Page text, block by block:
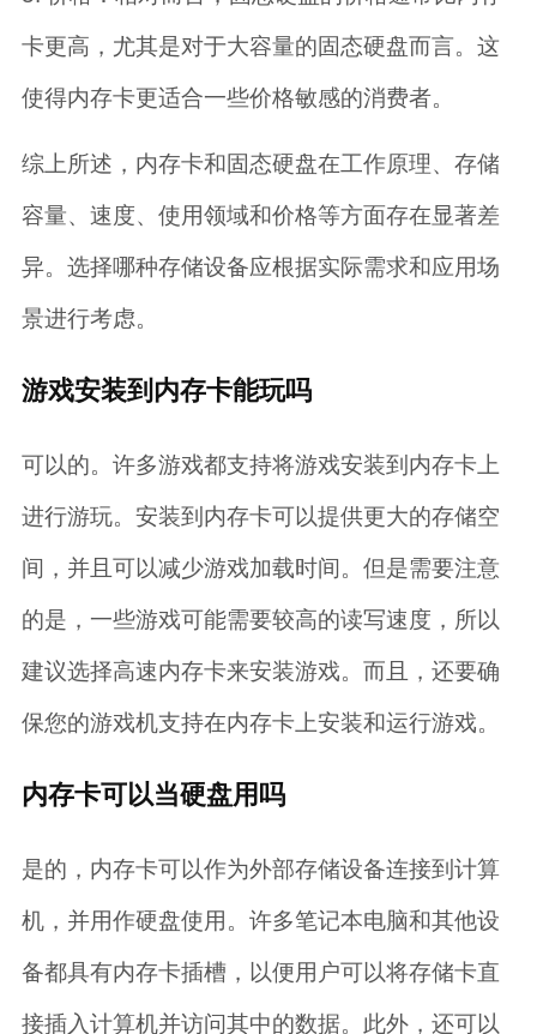
卡更高，尤其是对于大容量的固态硬盘而言。这
使得内存卡更适合一些价格敏感的消费者。
综上所述，内存卡和固态硬盘在工作原理、存储
容量、速度、使用领域和价格等方面存在显著差
异。选择哪种存储设备应根据实际需求和应用场
景进行考虑。
游戏安装到内存卡能玩吗
可以的。许多游戏都支持将游戏安装到内存卡上
进行游玩。安装到内存卡可以提供更大的存储空
间，并且可以减少游戏加载时间。但是需要注意
的是，一些游戏可能需要较高的读写速度，所以
建议选择高速内存卡来安装游戏。而且，还要确
保您的游戏机支持在内存卡上安装和运行游戏。
内存卡可以当硬盘用吗
是的，内存卡可以作为外部存储设备连接到计算
机，并用作硬盘使用。许多笔记本电脑和其他设
备都具有内存卡插槽，以便用户可以将存储卡直
接插入计算机并访问其中的数据。此外，还可以